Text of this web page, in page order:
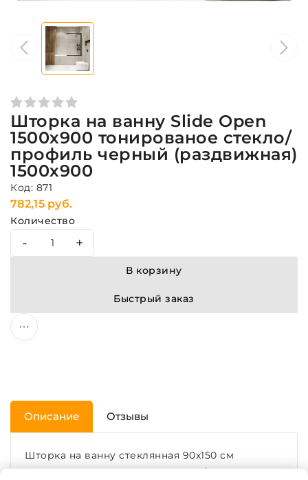
Шторка на ванну Slide Open
1500х900 тонированое стекло/
профиль черный (раздвижная)
1500х900
Код: 871
782,15 руб.
Количество
- +
В корзину
Быстрый заказ
Описание Отзывы
Шторка на ванну стеклянная 90x150 см
раздвижная на монопетле, с профилем